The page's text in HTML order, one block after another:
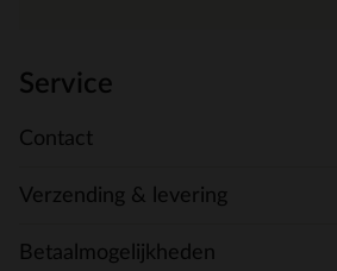
Service
Contact
Verzending & levering
Betaalmogelijkheden